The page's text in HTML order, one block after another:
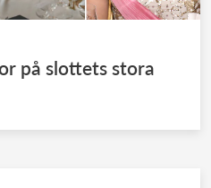
på slottets stora